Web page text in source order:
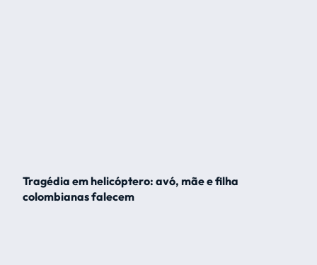
Tragédia em helicóptero: avó, mãe e filha
colombianas falecem